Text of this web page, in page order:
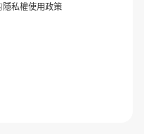
隱私權使用政策